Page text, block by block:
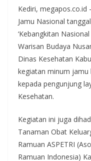
b
o
o
k
er s
A
p
p
Kediri,
Jamu Nasional
‘Kebangkitan
Warisan Budaya
Dinas Kesehatan
kegiatan minum jamu
kepada pengunjung
Kesehatan.
Kegiatan ini juga
Tanaman Obat
Ramuan ASPETRI
Ramuan Indonesia)